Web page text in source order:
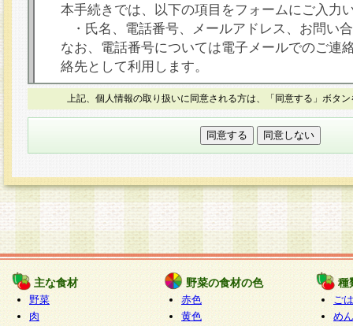
本手続きでは、以下の項目をフォームにご入力
・氏名、電話番号、メールアドレス、お問い
なお、電話番号については電子メールでのご連
絡先として利用します。
○本人が容易に認識できない方法による個人情報
本フォームでは、セッション管理のためCookie
○個人情報の第三者提供について
力いただく個人情報は第三者に提供しません。
○個人情報の委託について
個人情報の取り扱いを外部に委託する場合は、
情報管理基準を満たす企業を選定して委託を行
が行われるよう監督します。
○開示対象個人情報の開示等および問い合わせ窓口
本人からの求めにより、当社が本件により取得
上記、個人情報の取り扱いに同意される方は、「同意する」ボタ
主な食材
野菜
肉
野菜の食材の色
赤色
黄色
種
ご
めん